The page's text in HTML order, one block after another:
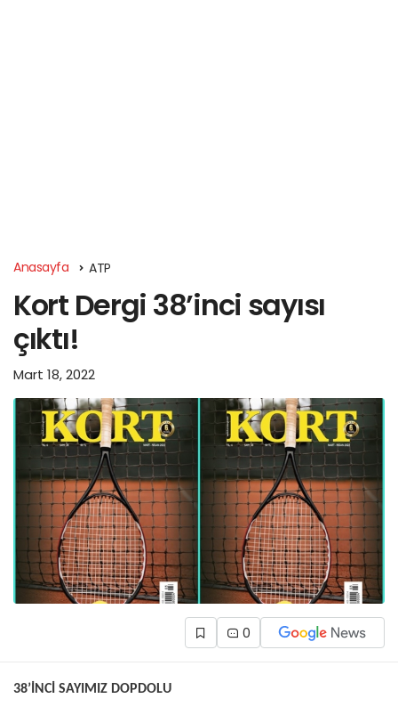
Anasayfa ATP
Kort Dergi 38’inci sayısı
çıktı!
Mart 18, 2022
0
38’İNCİ SAYIMIZ DOPDOLU